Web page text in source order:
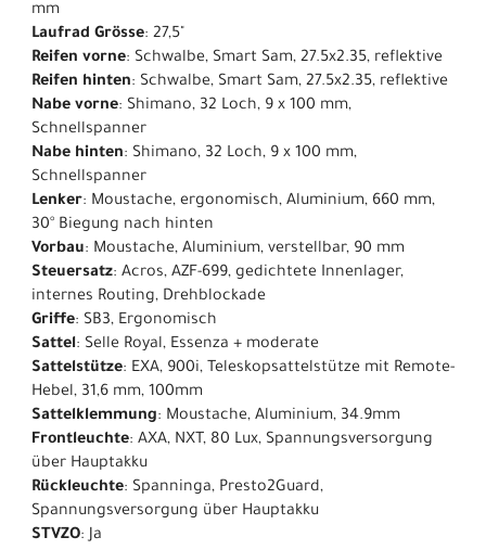
mm
Laufrad Grösse: 27,5"
Reifen vorne: Schwalbe, Smart Sam, 27.5x2.35, reflektive
Reifen hinten: Schwalbe, Smart Sam, 27.5x2.35, reflektive
Nabe vorne: Shimano, 32 Loch, 9 x 100 mm,
Schnellspanner
Nabe hinten: Shimano, 32 Loch, 9 x 100 mm,
Schnellspanner
Lenker: Moustache, ergonomisch, Aluminium, 660 mm,
30° Biegung nach hinten
Vorbau: Moustache, Aluminium, verstellbar, 90 mm
Steuersatz: Acros, AZF-699, gedichtete Innenlager,
internes Routing, Drehblockade
Griffe: SB3, Ergonomisch
Sattel: Selle Royal, Essenza + moderate
Sattelstütze: EXA, 900i, Teleskopsattelstütze mit Remote-
Hebel, 31,6 mm, 100mm
Sattelklemmung: Moustache, Aluminium, 34.9mm
Frontleuchte: AXA, NXT, 80 Lux, Spannungsversorgung
über Hauptakku
Rückleuchte: Spanninga, Presto2Guard,
Spannungsversorgung über Hauptakku
STVZO: Ja